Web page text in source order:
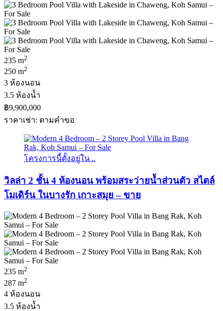
235 m2
250 m2
3 ห้องนอน
3.5 ห้องน้ำ
฿9,900,000
ราคาเช่า: ตามคําขอ
โครงการนี้ตั้งอยู่ใน ..
วิลล่า 2 ชั้น 4 ห้องนอน พร้อมสระว่ายน้ำส่วนตัว สไตล์
โมเดิร์น ในบางรัก เกาะสมุย – ขาย
235 m2
287 m2
4 ห้องนอน
3.5 ห้องน้ำ